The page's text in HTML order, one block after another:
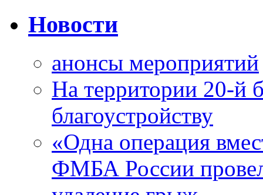
Новости
анонсы мероприятий
На территории 20-й
благоустройству
«Одна операция
ФМБА России